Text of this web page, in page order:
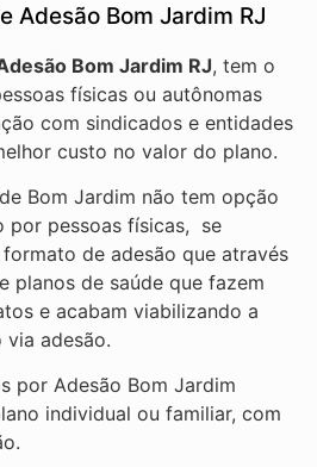
Adesão Bom Jardim RJ
Bom Jardim RJ, tem o
físicas ou autônomas
com sindicados e entidades
custo no valor do plano.
Bom Jardim não tem opção
por pessoas físicas, se
de adesão que através
planos de saúde que fazem
e acabam viabilizando a
adesão.
por Adesão Bom Jardim
individual ou familiar, com